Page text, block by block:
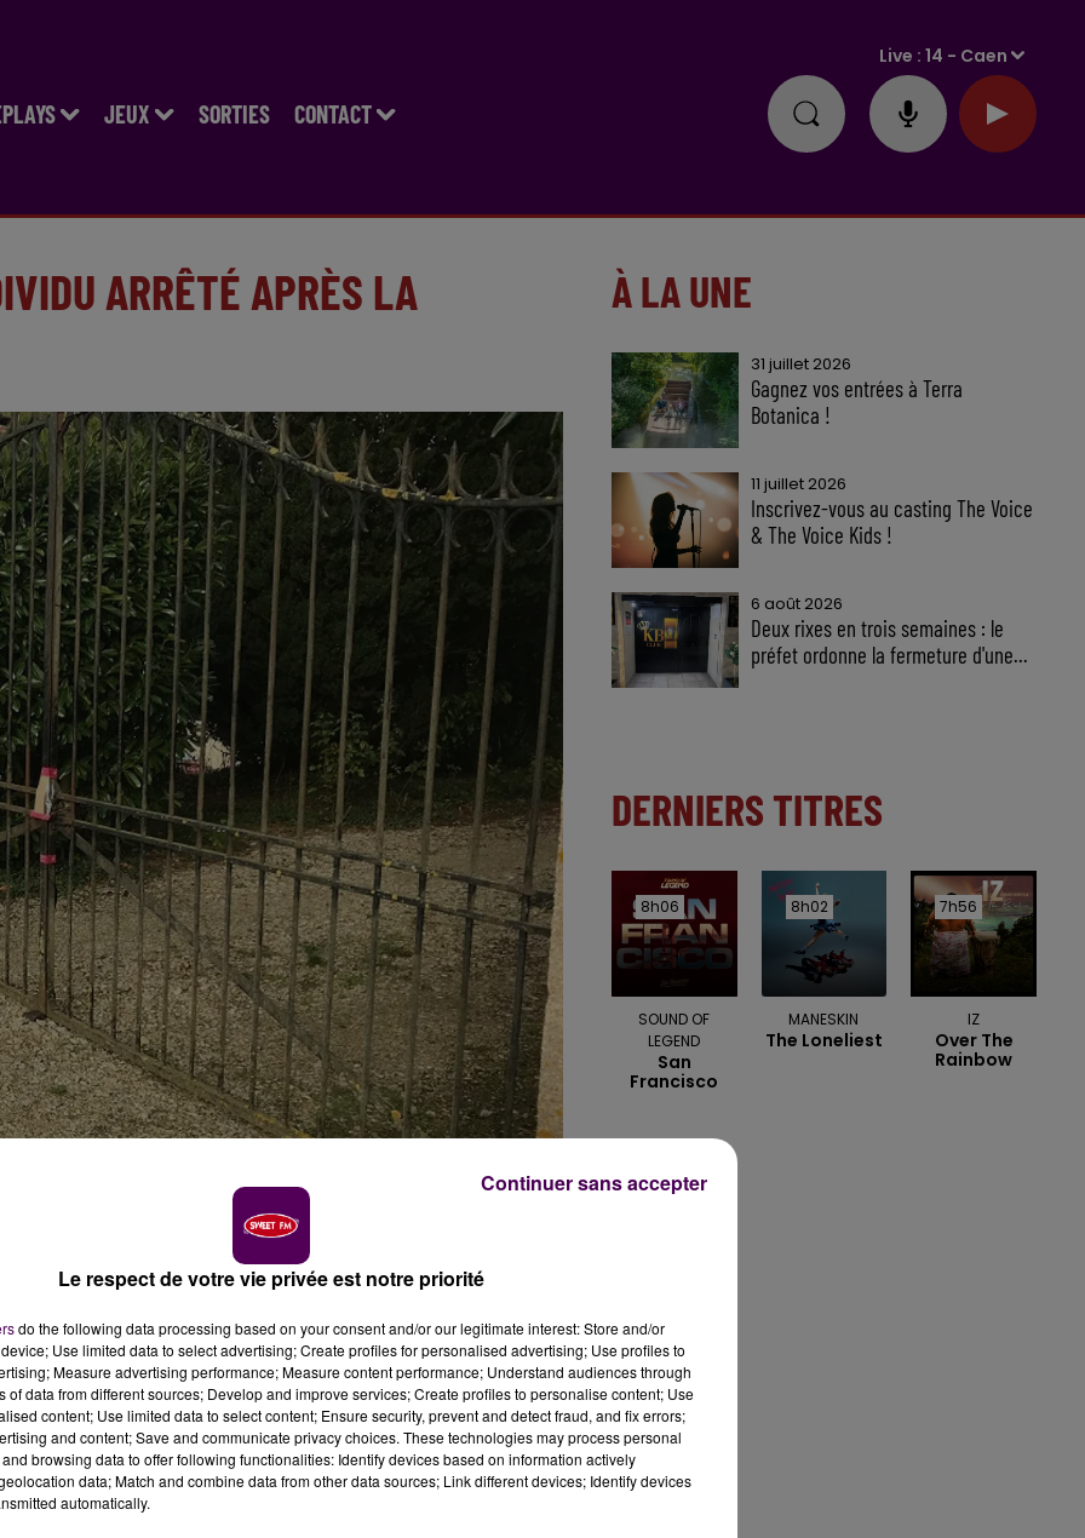
JEUX SORTIES CONTACT
Live :14 - Caen
ARRÊTÉ APRÈS LA
suite à la découverte du corps sans vie d'un
dernier.
avancées de l'enquête ne permettent pas de trancher,
de Breteuil-sur-Iton dans le cours d'eau coulant au
ce Congolais d'origine, âgé de 66 ans, discret, qui ont
plus aucune nouvelle.
À LA UNE
31 juillet 2026
Gagnez vos entrées à Terra
Botanica !
11 juillet 2026
Inscrivez-vous au casting The Voice
& The Voice Kids !
6 août 2026
Deux rixes en trois semaines : le
préfet ordonne la fermeture d'une...
DERNIERS TITRES
8h06
8h06
SOUND OF
LEGEND
San
Francisco
8h02
8h02
MANESKIN
The Loneliest
7h56
7h56
IZ
Over The
Rainbow
Le respect de votre vie privée est notre priorité
do the following data processing based on your consent and/or our legitimate interest: Store and/or
Use limited data to select advertising; Create profiles for personalised advertising; Use profiles to
Measure advertising performance; Measure content performance; Understand audiences through
of data from different sources; Develop and improve services; Create profiles to personalise content; Use
content; Use limited data to select content; Ensure security, prevent and detect fraud, and fix errors;
and content; Save and communicate privacy choices. These technologies may process personal
browsing data to offer following functionalities: Identify devices based on information actively
data; Match and combine data from other data sources; Link different devices; Identify devices
automatically.
Continuer sans accepter